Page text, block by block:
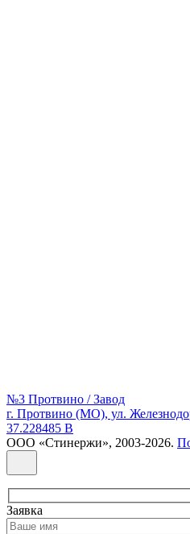
№3 Протвино / Завод
г. Протвино (МО), ул.
37.228485 В
ООО «Стинержи», 2003-2026.
Заявка